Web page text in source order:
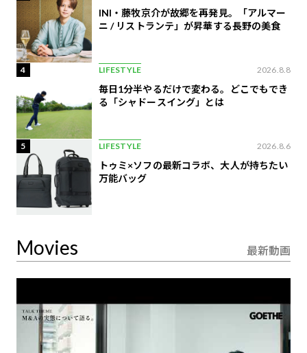
INI・藤牧京介が故郷を再発見。「アルマー
ニ / リストランテ」が昇華する長野の美食
4 LIFESTYLE 2026.8.8
毎日1分半やるだけで変わる。どこでもでき
る「シャドースイング」とは
5 LIFESTYLE 2026.8.6
トゥミ×ソフの最新コラボ、大人が持ちたい
万能バッグ
Movies 最新動画